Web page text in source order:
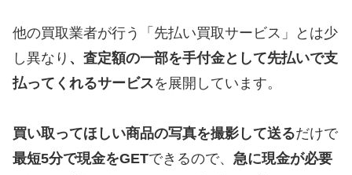
他の買取業者が行う「先払い買取サービス」とは少
し異なり 、査定額の一部を手付金として先払いで支
払ってくれるサービスを展開しています。
買い取ってほしい商品の写真を撮影して送るだけで
最短5分で現金をGETできるので、 急に現金が必要